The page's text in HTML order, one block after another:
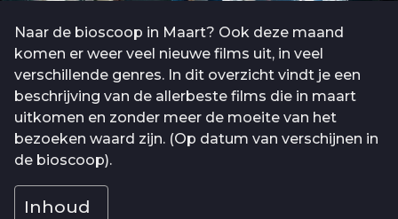
Naar de bioscoop in Maart? Ook deze maand
komen er weer veel nieuwe films uit, in veel
verschillende genres. In dit overzicht vindt je een
beschrijving van de allerbeste films die in maart
uitkomen en zonder meer de moeite van het
bezoeken waard zijn. (Op datum van verschijnen in
de bioscoop).
Inhoud